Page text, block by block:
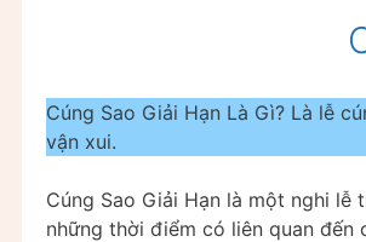
Cúng Sao Giải Hạn Là Gì? Là lễ
vận xui.
Cúng Sao Giải Hạn là một nghi
những thời điểm có liên quan đến